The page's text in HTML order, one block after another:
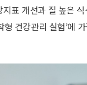
표 개선과 질 높은
건강관리 실험’에